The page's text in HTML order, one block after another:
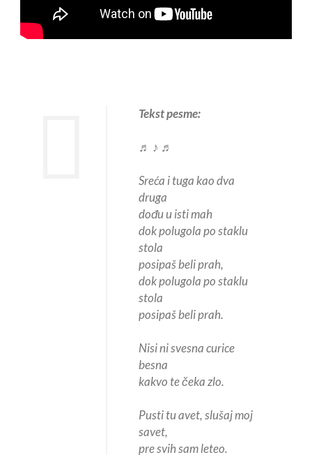
Tekst pesme:
♬ ♪ ♬
Sreća i tuga kao dva
druga
dođu u isti mah
dok polugola po staklu
stola
posipaš beli prah,
dok polugola po staklu
stola
posipaš beli prah.
Nisi ni svesna curice
besna
kakvo te čeka zlo.
Pusti tu avet, slušaj moj
savet,
pre svih sam leteo.